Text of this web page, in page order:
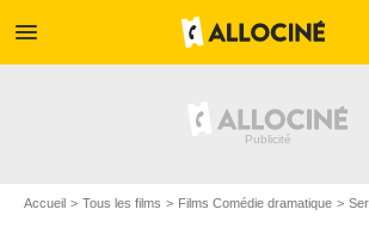
menu
Accueil Tous les films Films Comédie dramatique